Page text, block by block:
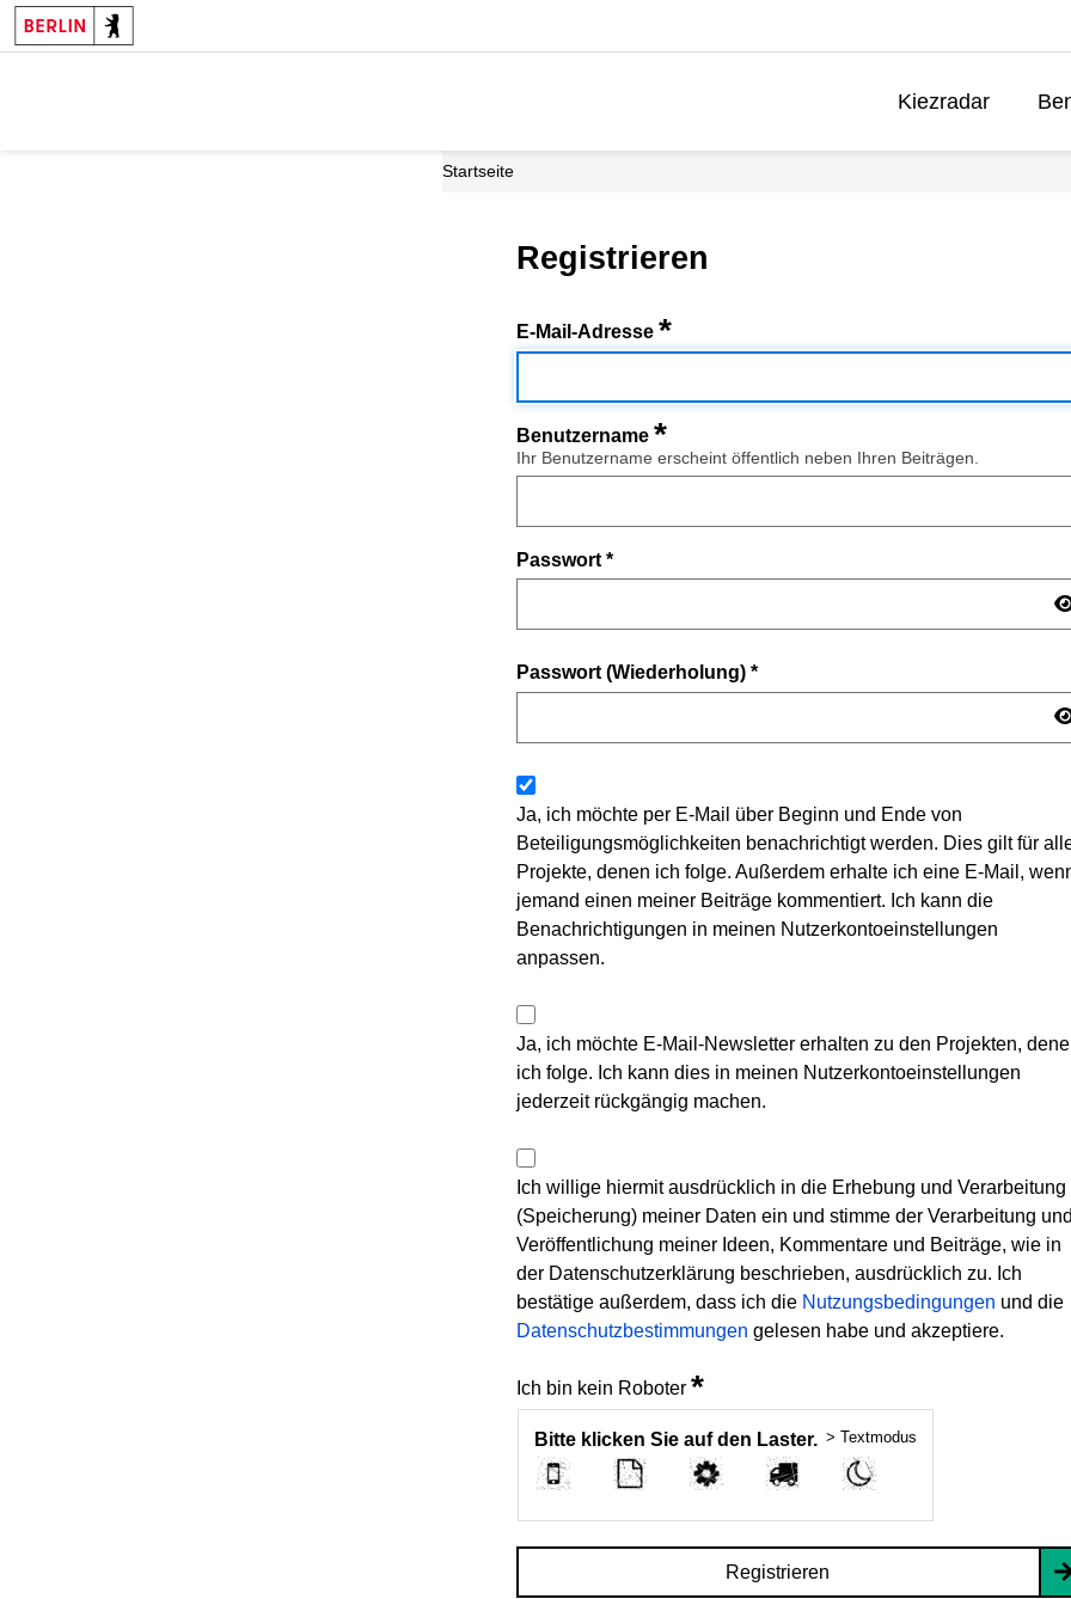
Kiezradar
Startseite
Registrieren
E-Mail-Adresse *
Benutzername *
Ihr Benutzername erscheint öffentlich neben Ihren Beiträgen.
Passwort *
Passwort (Wiederholung) *
Ja, ich möchte per E-Mail über Beginn und Ende von
Beteiligungsmöglichkeiten benachrichtigt werden. Dies gilt für
Projekte, denen ich folge. Außerdem erhalte ich eine E-Mail,
jemand einen meiner Beiträge kommentiert. Ich kann die
Benachrichtigungen in meinen Nutzerkontoeinstellungen
anpassen.
Ja, ich möchte E-Mail-Newsletter erhalten zu den Projekten,
ich folge. Ich kann dies in meinen Nutzerkontoeinstellungen
jederzeit rückgängig machen.
Ich willige hiermit ausdrücklich in die Erhebung und Verarbeitung
(Speicherung) meiner Daten ein und stimme der Verarbeitung und
Veröffentlichung meiner Ideen, Kommentare und Beiträge, wie in
der Datenschutzerklärung beschrieben, ausdrücklich zu. Ich
bestätige außerdem, dass ich die Nutzungsbedingungen und die
Datenschutzbestimmungen gelesen habe und akzeptiere.
Ich bin kein Roboter *
Bitte klicken Sie auf den Laster. > Textmodus
Registrieren